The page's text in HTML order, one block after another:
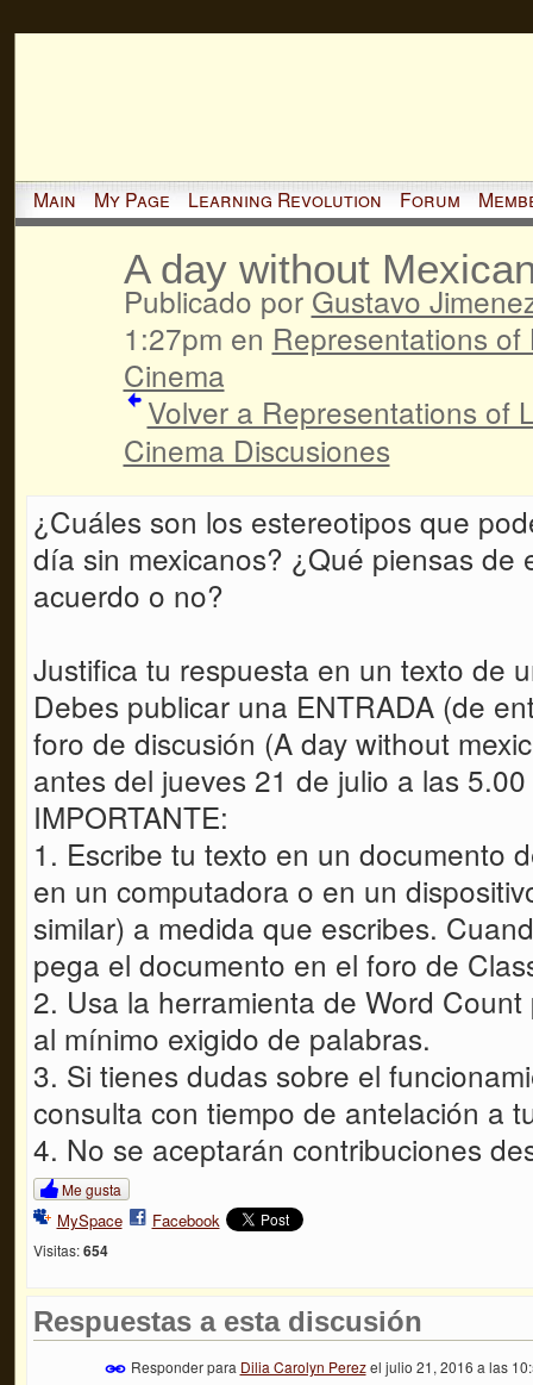
Main My Page Learning Revolution Forum
A day without
Publicado por Gustavo
1:27pm en Representations
Cinema
Volver a Representations of
Cinema Discusiones
¿Cuáles son los estereotipos que
día sin mexicanos? ¿Qué piensas de
acuerdo o no?
Justifica tu respuesta en un texto de
Debes publicar una ENTRADA (de
foro de discusión (A day without
antes del jueves 21 de julio a las
IMPORTANTE:
1. Escribe tu texto en un documento
en un computadora o en un
similar) a medida que escribes.
pega el documento en el foro de
2. Usa la herramienta de Word
al mínimo exigido de palabras.
3. Si tienes dudas sobre el
consulta con tiempo de antelación a
4. No se aceptarán contribuciones
Me gusta
MySpace Facebook
Visitas: 654
Respuestas a esta discusión
Responder para Dilia Carolyn Perezel julio 21, 2016 a las